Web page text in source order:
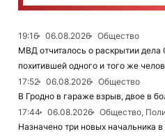
19:16 06.08.2026
Общество
МВД отчиталось о раскрытии
похитившей одного и того же
17:52
06.08.2026
Общество
В Гродно в гараже взрыв, двое в
17:44
06.08.2026
Общество,
Назначено три новых начальника